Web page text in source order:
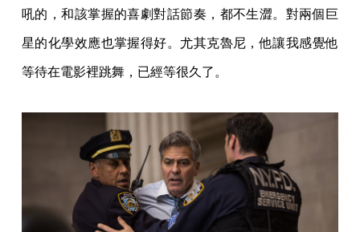
吼的，和該掌握的喜劇對話節奏，都不生澀。對兩個巨
星的化學效應也掌握得好。尤其克魯尼，他讓我感覺他
等待在電影裡跳舞，已經等很久了。